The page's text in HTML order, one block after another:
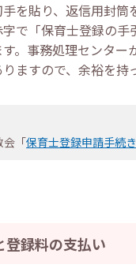
を貼り、返信用封
で「保育士登録の
。事務処理センタ
ますので、余裕を持
会「保育士登録申請手続き
登録料の支払い